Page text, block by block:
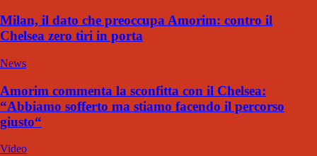
Milan, il dato che preoccupa Amorim: contro il
Chelsea zero tiri in porta
News
Amorim commenta la sconfitta con il Chelsea:
“Abbiamo sofferto ma stiamo facendo il percorso
giusto“
Video